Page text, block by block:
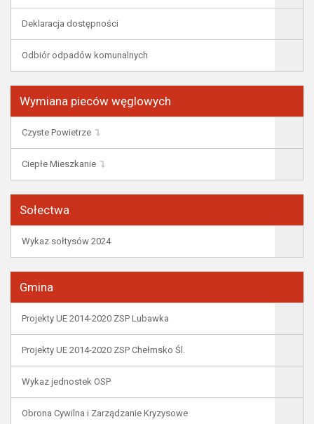
Deklaracja dostępności
Odbiór odpadów komunalnych
Wymiana pieców węglowych
Czyste Powietrze
Ciepłe Mieszkanie
Sołectwa
Wykaz sołtysów 2024
Gmina
Projekty UE 2014-2020 ZSP Lubawka
Projekty UE 2014-2020 ZSP Chełmsko Śl.
Wykaz jednostek OSP
Obrona Cywilna i Zarządzanie Kryzysowe